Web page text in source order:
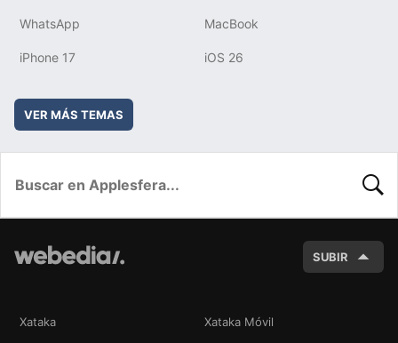
WhatsApp MacBook
iPhone 17 iOS 26
VER MÁS TEMAS
SUBIR
Xataka Xataka Móvil